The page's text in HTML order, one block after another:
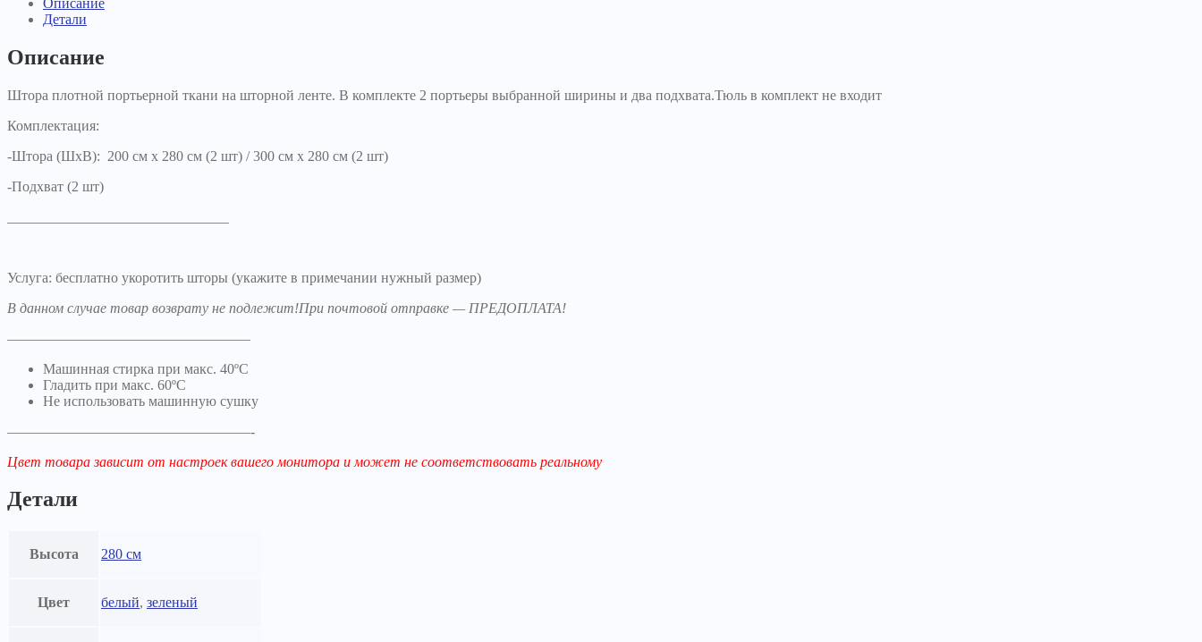
Детали
Описание
Штора плотной портьерной ткани на шторной ленте. В комплекте 2 портьеры выбранной ширины и два подхвата.Тюль в комплект не входит
Комплектация:
-Штора (ШхВ): 200 см х 280 см (2 шт) / 300 см х 280 см (2 шт)
-Подхват (2 шт)
Услуга: бесплатно укоротить шторы (укажите в примечании нужный размер)
В данном случае товар возврату не подлежит!При почтовой отправке — ПРЕДОПЛАТА!
—————————————————
Машинная стирка при макс. 40ºC
Гладить при макс. 60ºC
Не использовать машинную сушку
—————————————————-
Цвет товара зависит от настроек вашего монитора и может не соответствовать реальному
Детали
Высота 280 см
Цвет белый, зеленый